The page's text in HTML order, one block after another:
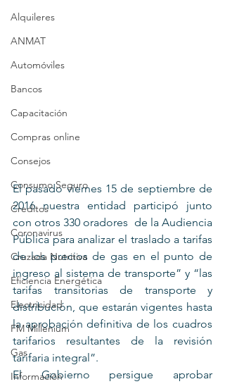
Alquileres
ANMAT
Automóviles
Bancos
Capacitación
Compras online
Consejos
Consumo Seguro
Creditos
Coronavirus
Cruzada Nutritiva
Eficiencia Energética
Electricidad
FM Millenium
Gas
Información
El pasado viernes 15 de septiembre de
2016 nuestra entidad participó junto
con otros 330 oradores  de la Audiencia
Pública para analizar el traslado a tarifas
de los precios de gas en el punto de
ingreso al sistema de transporte” y “las
tarifas transitorias de transporte y
distribución, que estarán vigentes hasta
la aprobación definitiva de los cuadros
tarifarios resultantes de la revisión
tarifaria integral”.
El Gobierno persigue aprobar